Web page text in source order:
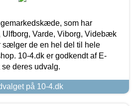
som har
Ulfborg, Varde, Viborg, Videbæk
sælger de en hel del til hele
10-4.dk er godkendt af E-
deres udvalg.
på 10-4.dk